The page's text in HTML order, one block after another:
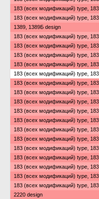
183 (всех модификаций) type,
183 (всех модификаций) type,
1389, 1389Б design
183 (всех модификаций) type,
183 (всех модификаций) type,
183 (всех модификаций) type,
183 (всех модификаций) type,
183 (всех модификаций) type,
183 (всех модификаций) type,
183 (всех модификаций) type,
183 (всех модификаций) type,
183 (всех модификаций) type,
183 (всех модификаций) type,
183 (всех модификаций) type,
183 (всех модификаций) type,
183 (всех модификаций) type,
183 (всех модификаций) type,
183 (всех модификаций) type,
183 (всех модификаций) type,
183 (всех модификаций) type,
2220 design